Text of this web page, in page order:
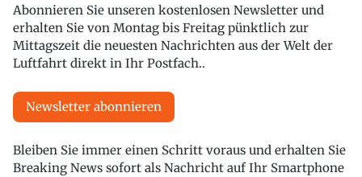
Abonnieren Sie unseren kostenlosen Newsletter und
erhalten Sie von Montag bis Freitag pünktlich zur
Mittagszeit die neuesten Nachrichten aus der Welt der
Luftfahrt direkt in Ihr Postfach..
Newsletter abonnieren
Bleiben Sie immer einen Schritt voraus und erhalten Sie
Breaking News sofort als Nachricht auf Ihr Smartphone